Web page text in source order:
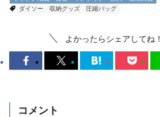
ダイソー
収納グッズ 圧縮バッグ
よかったらシェアしてね！
コメント